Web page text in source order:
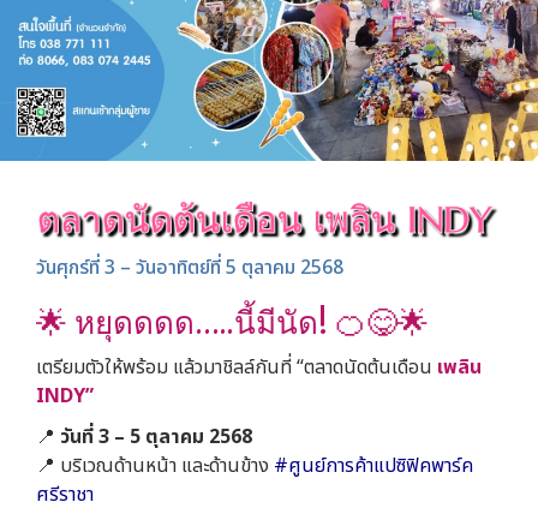
ตลาดนัดต้นเดือน เพลิน INDY
วันศุกร์ที่ 3 – วันอาทิตย์ที่ 5 ตุลาคม 2568
🌟 หยุดดดด…..นี้มีนัด! 🍊😋🌟
เตรียมตัวให้พร้อม แล้วมาชิลล์กันที่ “ตลาดนัดต้นเดือน เพลิน
INDY”
📍 วันที่ 3 – 5 ตุลาคม 2568
📍 บริเวณด้านหน้า และด้านข้าง #ศูนย์การค้าแปซิฟิคพาร์ค
ศรีราชา